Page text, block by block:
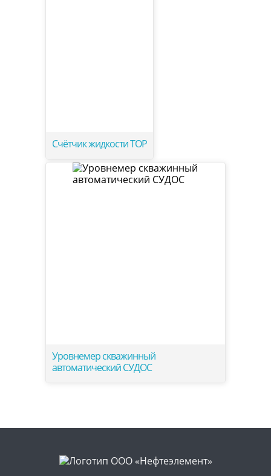
Счётчик жидкости ТОР
Уровнемер скважинный
автоматический СУДОС